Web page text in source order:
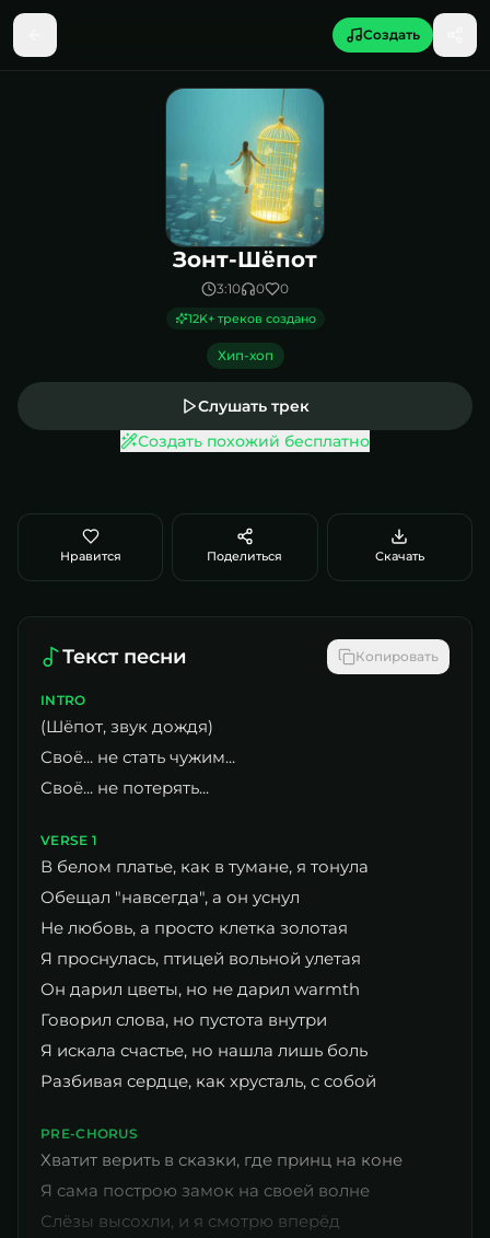
Песня Зонт-Шёпот
Создать
Зонт-Шёпот
3:10 0 0
12K+ треков создано
Хип-хоп
Слушать трек
Создать похожий бесплатно
Нравится Поделиться Скачать
Текст песни Копировать
INTRO
(Шёпот, звук дождя)
Своё... не стать чужим...
Своё... не потерять...
VERSE 1
В белом платье, как в тумане, я тонула
Обещал "навсегда", а он уснул
Не любовь, а просто клетка золотая
Я проснулась, птицей вольной улетая
Он дарил цветы, но не дарил warmth
Говорил слова, но пустота внутри
Я искала счастье, но нашла лишь боль
Разбивая сердце, как хрусталь, с собой
PRE-CHORUS
Хватит верить в сказки, где принц на коне
Я сама построю замок на своей волне
Слёзы высохли, и я смотрю вперёд